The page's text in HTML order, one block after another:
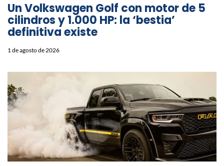
Un Volkswagen Golf con motor de 5
cilindros y 1.000 HP: la ‘bestia’
definitiva existe
1 de agosto de 2026